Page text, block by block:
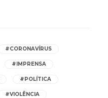
#CORONAVÍRUS
#IMPRENSA
#POLÍTICA
#VIOLÊNCIA